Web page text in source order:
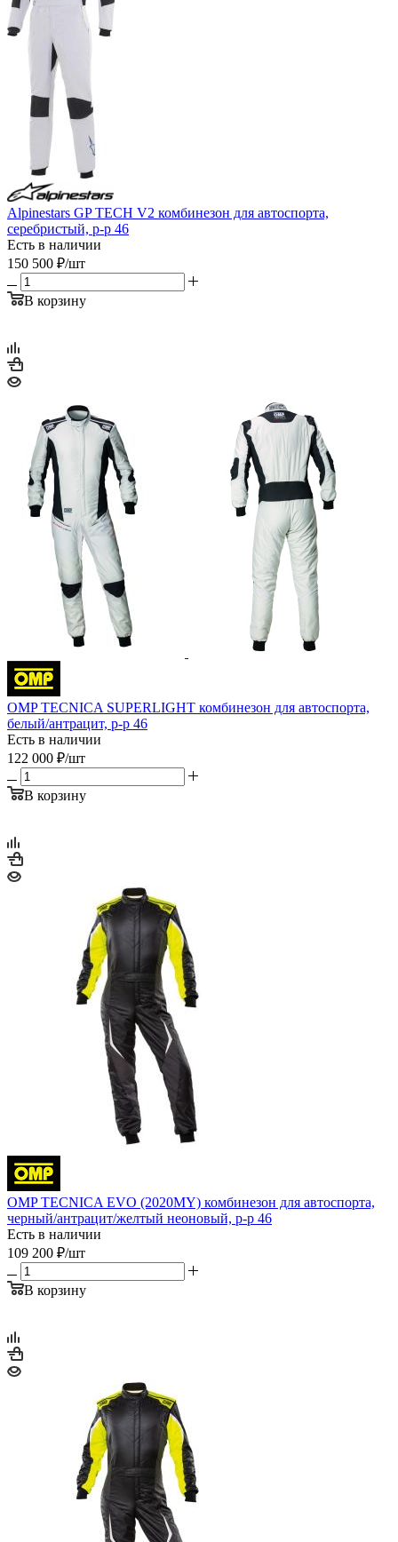
Alpinestars GP TECH V2 комбинезон для автоспорта,
серебристый, р-р 46
Есть в наличии
150 500 ₽/шт
В корзину
OMP TECNICA SUPERLIGHT комбинезон для автоспорта,
белый/антрацит, р-р 46
Есть в наличии
122 000 ₽/шт
В корзину
OMP TECNICA EVO (2020MY) комбинезон для автоспорта,
черный/антрацит/желтый неоновый, р-р 46
Есть в наличии
109 200 ₽/шт
В корзину